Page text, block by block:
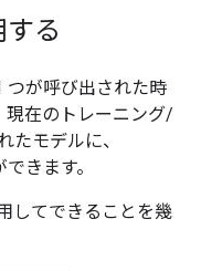
is    4.74.
4.74 and mean
is    5.95.
is    5.94.
is    5.91.
is    6.01.
is    6.14.
る
つが呼び出された時
現在のトレーニング/
たモデルに、
きます。
してできることを幾